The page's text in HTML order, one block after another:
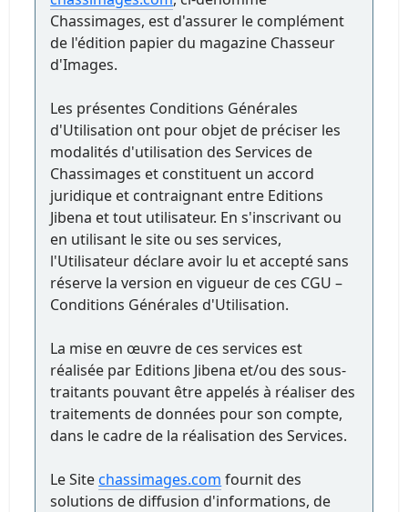
Chassimages, est d'assurer le complément
de l'édition papier du magazine Chasseur
d'Images.
Les présentes Conditions Générales
d'Utilisation ont pour objet de préciser les
modalités d'utilisation des Services de
Chassimages et constituent un accord
juridique et contraignant entre Editions
Jibena et tout utilisateur. En s'inscrivant ou
en utilisant le site ou ses services,
l'Utilisateur déclare avoir lu et accepté sans
réserve la version en vigueur de ces CGU –
Conditions Générales d'Utilisation.
La mise en œuvre de ces services est
réalisée par Editions Jibena et/ou des sous-
traitants pouvant être appelés à réaliser des
traitements de données pour son compte,
dans le cadre de la réalisation des Services.
Le Sitechassimages.com fournit des
solutions de diffusion d'informations, de